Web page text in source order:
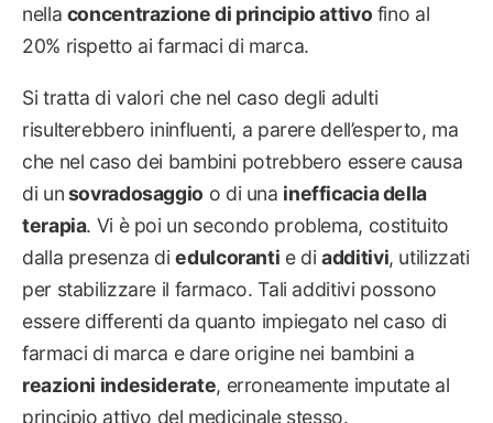
nella concentrazione di principio attivo fino al
20% rispetto ai farmaci di marca.
Si tratta di valori che nel caso degli adulti
risulterebbero ininfluenti, a parere dell’esperto, ma
che nel caso dei bambini potrebbero essere causa
di unsovradosaggio o di una inefficacia della
terapia. Vi è poi un secondo problema, costituito
dalla presenza diedulcoranti e diadditivi, utilizzati
per stabilizzare il farmaco. Tali additivi possono
essere differenti da quanto impiegato nel caso di
farmaci di marca e dare origine nei bambini a
reazioni indesiderate, erroneamente imputate al
principio attivo del medicinale stesso.